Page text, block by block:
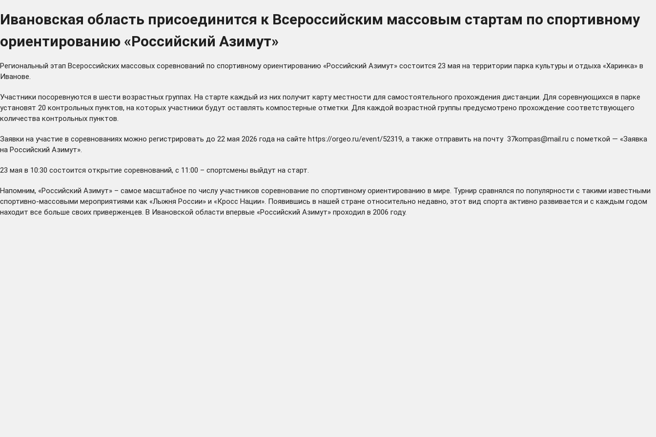
Ивановская область присоединится к Всероссийским массовым стартам по спортивному
ориентированию «Российский Азимут»
Региональный этап Всероссийских массовых соревнований по спортивному ориентированию «Российский Азимут» состоится 23 мая на территории парка культуры и отдыха «Харинка» в
Иванове.
Участники посоревнуются в шести возрастных группах. На старте каждый из них получит карту местности для самостоятельного прохождения дистанции. Для соревнующихся в парке
установят 20 контрольных пунктов, на которых участники будут оставлять компостерные отметки. Для каждой возрастной группы предусмотрено прохождение соответствующего
количества контрольных пунктов.
Заявки на участие в соревнованиях можно регистрировать до 22 мая 2026 года на сайте https://orgeo.ru/event/52319, а также отправить на почту 37kompas@mail.ru с пометкой — «Заявка
на Российский Азимут».
23 мая в 10:30 состоится открытие соревнований, с 11:00 – спортсмены выйдут на старт.
Напомним, «Российский Азимут» – самое масштабное по числу участников соревнование по спортивному ориентированию в мире. Турнир сравнялся по популярности с такими известными
спортивно-массовыми мероприятиями как «Лыжня России» и «Кросс Нации». Появившись в нашей стране относительно недавно, этот вид спорта активно развивается и с каждым годом
находит все больше своих приверженцев. В Ивановской области впервые «Российский Азимут» проходил в 2006 году.